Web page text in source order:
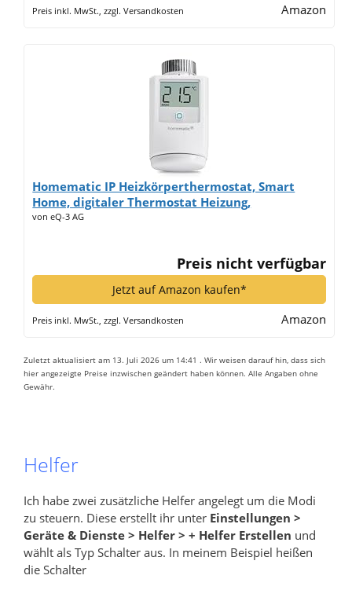
Preis inkl. MwSt., zzgl. Versandkosten Amazon
Homematic IP Heizkörperthermostat, Smart
Home, digitaler Thermostat Heizung,
Heizungsthermostat, Steuerung per App, Alexa &
von eQ-3 AG
Preis nicht verfügbar
Jetzt auf Amazon kaufen*
Preis inkl. MwSt., zzgl. Versandkosten Amazon
Zuletzt aktualisiert am 13. Juli 2026 um 14:41 . Wir weisen darauf hin, dass sich
hier angezeigte Preise inzwischen geändert haben können. Alle Angaben ohne
Gewähr.
Helfer
Ich habe zwei zusätzliche Helfer angelegt um die Modi
zu steuern. Diese erstellt ihr unter Einstellungen >
Geräte & Dienste > Helfer > + Helfer Erstellen und
wählt als Typ Schalter aus. In meinem Beispiel heißen
die Schalter